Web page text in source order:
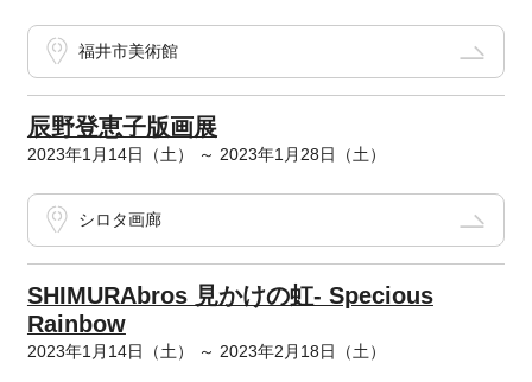
福井市美術館
辰野登恵子版画展
2023年1月14日（土） ～ 2023年1月28日（土）
シロタ画廊
SHIMURAbros 見かけの虹- Specious
Rainbow
2023年1月14日（土） ～ 2023年2月18日（土）